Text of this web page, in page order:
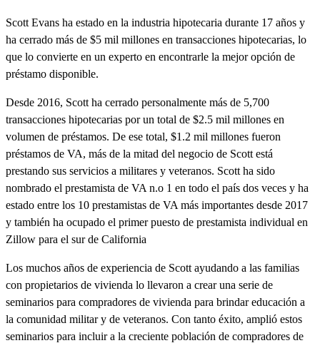
Scott Evans ha estado en la industria hipotecaria durante 17 años y
ha cerrado más de $5 mil millones en transacciones hipotecarias, lo
que lo convierte en un experto en encontrarle la mejor opción de
préstamo disponible.
Desde 2016, Scott ha cerrado personalmente más de 5,700
transacciones hipotecarias por un total de $2.5 mil millones en
volumen de préstamos. De ese total, $1.2 mil millones fueron
préstamos de VA, más de la mitad del negocio de Scott está
prestando sus servicios a militares y veteranos. Scott ha sido
nombrado el prestamista de VA n.o 1 en todo el país dos veces y ha
estado entre los 10 prestamistas de VA más importantes desde 2017
y también ha ocupado el primer puesto de prestamista individual en
Zillow para el sur de California
Los muchos años de experiencia de Scott ayudando a las familias
con propietarios de vivienda lo llevaron a crear una serie de
seminarios para compradores de vivienda para brindar educación a
la comunidad militar y de veteranos. Con tanto éxito, amplió estos
seminarios para incluir a la creciente población de compradores de